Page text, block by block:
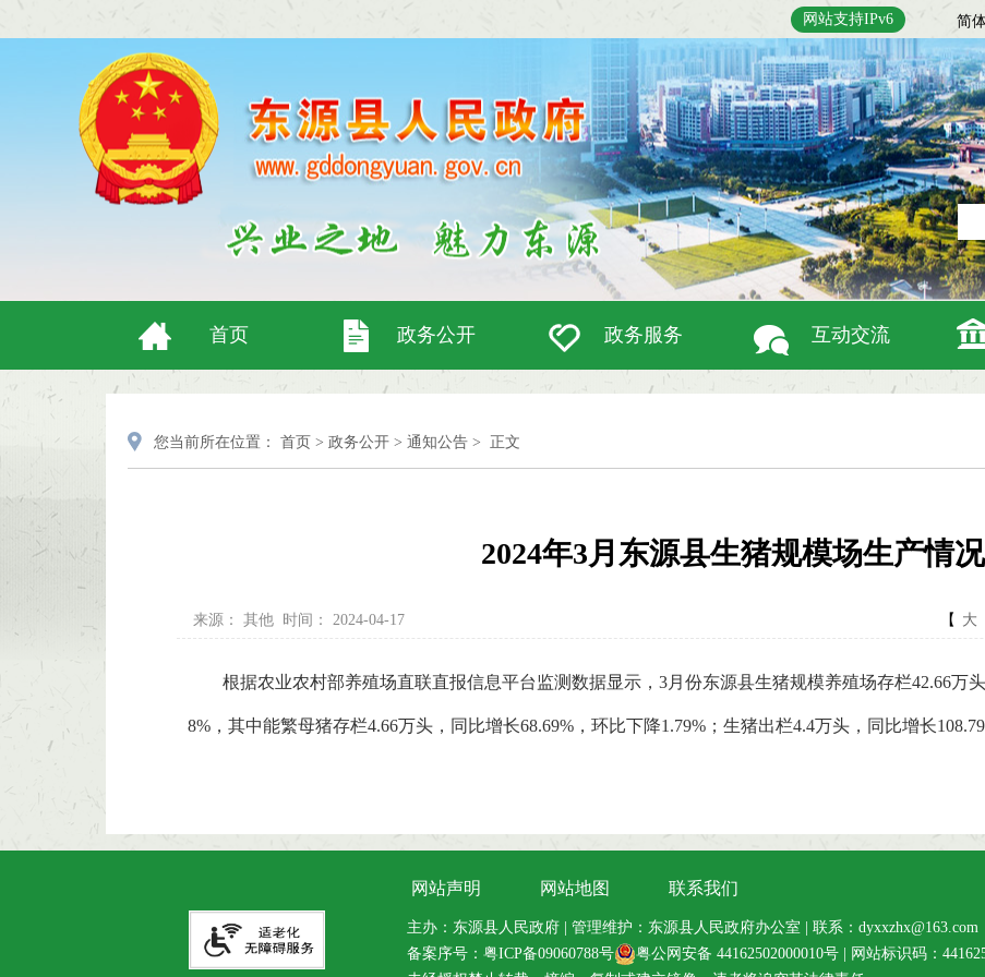
网站支持IPv6 简
首页 政务公开 政务服务 互动交流
您当前所在位置： 首页 > 政务公开 > 通知公告 > 正文
2024年3月东源县生猪规模场生产情况
来源： 其他 时间： 2024-04-17 【 大
根据农业农村部养殖场直联直报信息平台监测数据显示，3月份东源县生猪规模养殖场存栏42.66万头
8%，其中能繁母猪存栏4.66万头，同比增长68.69%，环比下降1.79%；生猪出栏4.4万头，同比增长
网站声明 网站地图 联系我们
主办：东源县人民政府 | 管理维护：东源县人民政府办公室 | 联系：dyxxzhx@163.com
备案序号： 粤ICP备09060788号 粤公网安备 44162502000010号 | 网站标识码：